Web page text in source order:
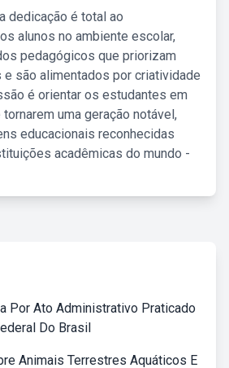
dedicação é total ao
alunos no ambiente escolar,
pedagógicos que priorizam
e são alimentados por criatividade
é orientar os estudantes em
uma geração notável,
educacionais reconhecidas
acadêmicas do mundo -
Por Ato Administrativo Praticado
Do Brasil
Animais Terrestres Aquáticos E